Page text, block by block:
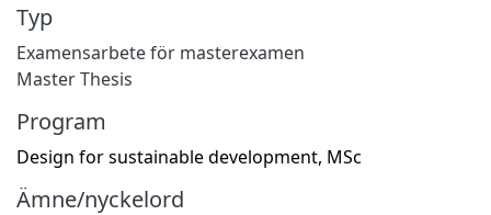
Typ
Examensarbete för masterexamen
Master Thesis
Program
Design for sustainable development, MSc
Ämne/nyckelord